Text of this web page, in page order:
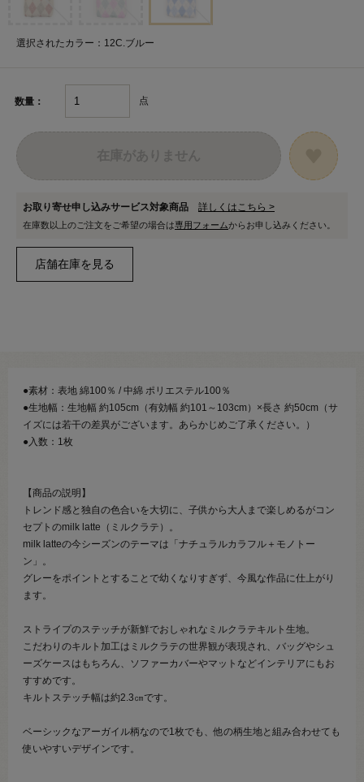
選択されたカラー：12C.ブルー
数量： 点
お取り寄せ申し込みサービス対象商品 詳しくはこちら >
在庫数以上のご注文をご希望の場合は専用フォームからお申し込みください。
●素材：表地 綿100％ / 中綿 ポリエステル100％
●生地幅：生地幅 約105cm（有効幅 約101～103cm）×長さ 約50cm（サ
イズには若干の差異がございます。あらかじめご了承ください。）
●入数：1枚
【商品の説明】
トレンド感と独自の色合いを大切に、子供から大人まで楽しめるがコン
セプトのmilk latte（ミルクラテ）。
milk latteの今シーズンのテーマは「ナチュラルカラフル＋モノトー
ン」。
グレーをポイントとすることで幼くなりすぎず、今風な作品に仕上がり
ます。
ストライプのステッチが新鮮でおしゃれなミルクラテキルト生地。
こだわりのキルト加工はミルクラテの世界観が表現され、バッグやシュ
ーズケースはもちろん、ソファーカバーやマットなどインテリアにもお
すすめです。
キルトステッチ幅は約2.3㎝です。
ベーシックなアーガイル柄なので1枚でも、他の柄生地と組み合わせても
使いやすいデザインです。